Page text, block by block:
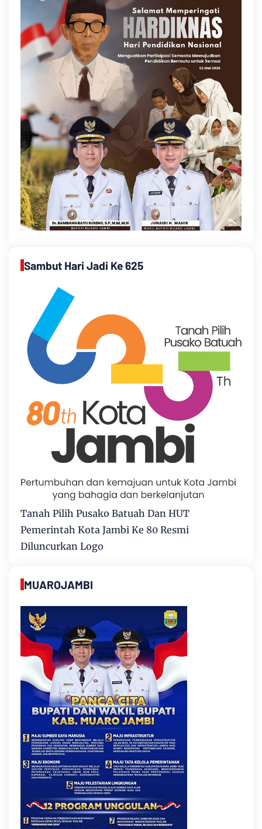
Sambut Hari Jadi Ke 625
Tanah Pilih Pusako Batuah Dan HUT
Pemerintah Kota Jambi Ke 80 Resmi
Diluncurkan Logo
MUAROJAMBI